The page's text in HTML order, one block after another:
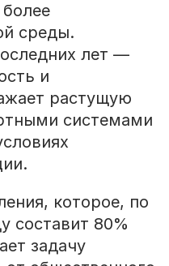
среды.
лет —
и
растущую
системами
которое, по
составит 80%
задачу